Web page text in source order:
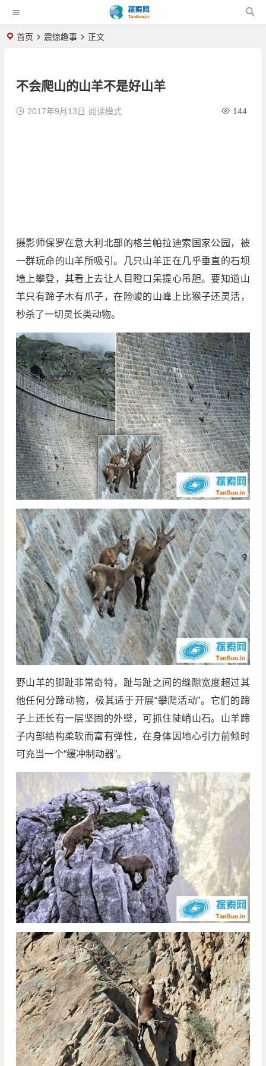
首页 震惊趣事 正文
不会爬山的山羊不是好山羊
2017年9月13日 144
阅读模式
摄影师保罗在意大利北部的格兰帕拉迪索国家公园，被
一群玩命的山羊所吸引。几只山羊正在几乎垂直的石坝
墙上攀登，其看上去让人目瞪口呆提心吊胆。要知道山
羊只有蹄子木有爪子，在险峻的山峰上比猴子还灵活，
秒杀了一切灵长类动物。
野山羊的脚趾非常奇特，趾与趾之间的缝隙宽度超过其
他任何分蹄动物，极其适于开展“攀爬活动”。它们的蹄
子上还长有一层坚固的外壁，可抓住陡峭山石。山羊蹄
子内部结构柔软而富有弹性，在身体因地心引力前倾时
可充当一个“缓冲制动器”。